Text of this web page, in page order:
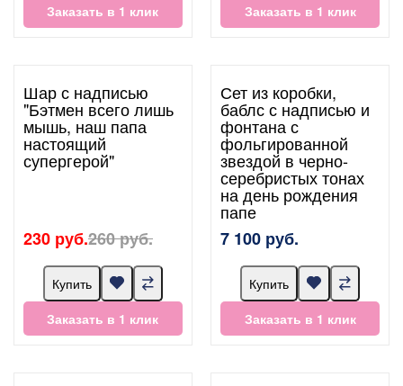
Заказать в 1 клик
Заказать в 1 клик
Шар с надписью
"Бэтмен всего лишь
мышь, наш папа
настоящий
супергерой"
230 руб.260 руб.
Купить
Заказать в 1 клик
Сет из коробки,
баблс с надписью и
фонтана с
фольгированной
звездой в черно-
серебристых тонах
на день рождения
папе
7 100 руб.
Купить
Заказать в 1 клик